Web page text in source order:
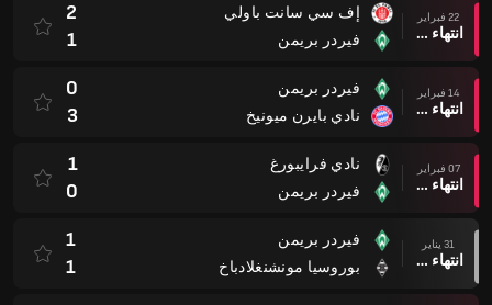
22 فبراير
انتهاء وقت المباراة
إف سي سانت باولي
فيردر بريمن
2
1
14 فبراير
انتهاء وقت المباراة
فيردر بريمن
نادي بايرن ميونيخ
0
3
07 فبراير
انتهاء وقت المباراة
نادي فرايبورغ
فيردر بريمن
1
0
31 يناير
انتهاء وقت المباراة
فيردر بريمن
بوروسيا مونشنغلادباخ
1
1